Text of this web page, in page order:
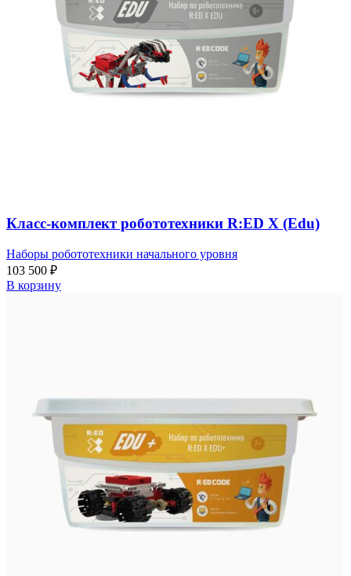
Класс-комплект робототехники R:ED X (Edu)
Наборы робототехники начального уровня
103 500 ₽
В корзину